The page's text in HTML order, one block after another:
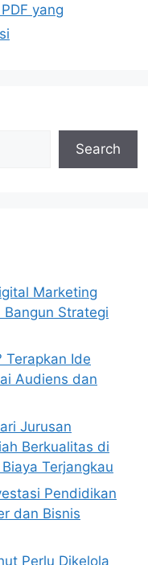
yang
Search
Marketing
Strategi
Terapkan Ide
Audiens dan
Jurusan
Berkualitas di
Terjangkau
Pendidikan
dan Bisnis
Perlu Dikelola